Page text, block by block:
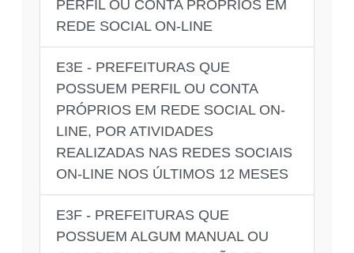
PERFIL OU CONTA PRÓPRIOS EM
REDE SOCIAL ON-LINE
E3E - PREFEITURAS QUE
POSSUEM PERFIL OU CONTA
PRÓPRIOS EM REDE SOCIAL ON-
LINE, POR ATIVIDADES
REALIZADAS NAS REDES SOCIAIS
ON-LINE NOS ÚLTIMOS 12 MESES
E3F - PREFEITURAS QUE
POSSUEM ALGUM MANUAL OU